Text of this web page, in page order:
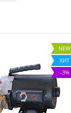
NEW
ХИТ
-3%